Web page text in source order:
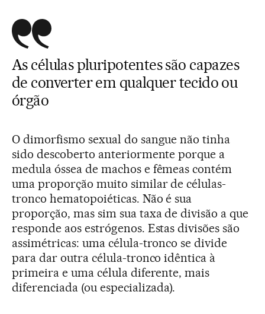
As células pluripotentes são capazes
de converter em qualquer tecido ou
órgão
O dimorfismo sexual do sangue não tinha
sido descoberto anteriormente porque a
medula óssea de machos e fêmeas contém
uma proporção muito similar de células-
tronco hematopoiéticas. Não é sua
proporção, mas sim sua taxa de divisão a que
responde aos estrógenos. Estas divisões são
assimétricas: uma célula-tronco se divide
para dar outra célula-tronco idêntica à
primeira e uma célula diferente, mais
diferenciada (ou especializada).